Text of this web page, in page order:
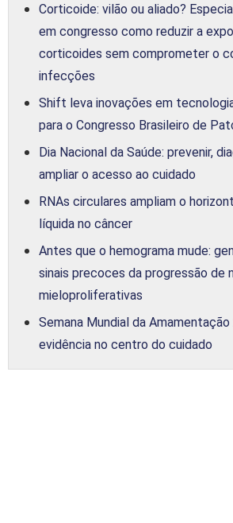
Corticoide: vilão ou aliado?
em congresso como reduzir a
corticoides sem comprometer o
infecções
Shift leva inovações em
para o Congresso Brasileiro de
Dia Nacional da Saúde: prevenir,
ampliar o acesso ao cuidado
RNAs circulares ampliam o
líquida no câncer
Antes que o hemograma mude:
sinais precoces da progressão de
mieloproliferativas
Semana Mundial da
evidência no centro do cuidado